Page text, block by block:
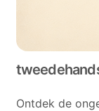
Ontdek de